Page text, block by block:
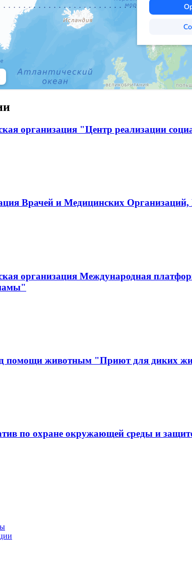
организация "Центр реализации
Врачей и Медицинских
организация Международная
помощи животным "Приют для диких
по охране окружающей среды и